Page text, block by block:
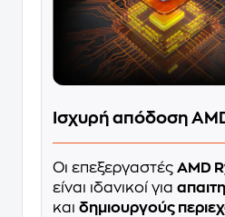
Ισχυρή απόδοση
Οι επεξεργαστές AMD
είναι ιδανικοί για
και δημιουργούς